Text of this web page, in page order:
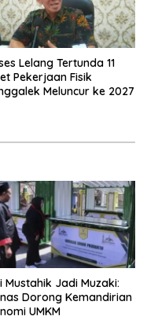
Lelang Tertunda 11
Pekerjaan Fisik
Meluncur ke 2027
Mustahik Jadi Muzaki:
Dorong Kemandirian
UMKM